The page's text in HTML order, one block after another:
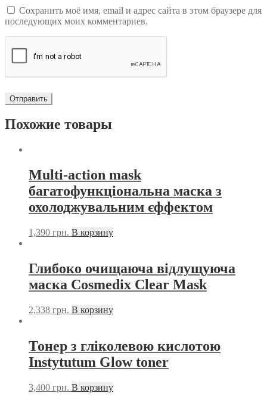
Сохранить моё имя, email и адрес сайта в этом браузере для
последующих моих комментариев.
Похожие товары
Multi-action mask
багатофункціональна маска з
охолоджувальним єффектом
1,390 грн. В корзину
Глибоко очищаюча відлущуюча
маска Cosmedix Clear Mask
2,338 грн. В корзину
Тонер з гліколевою кислотою
Instytutum Glow toner
3,400 грн. В корзину